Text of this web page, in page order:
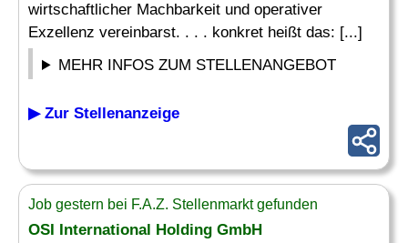
wirtschaftlicher Machbarkeit und operativer
Exzellenz vereinbarst. . . . konkret heißt das: [...]
MEHR INFOS ZUM STELLENANGEBOT
▶ Zur Stellenanzeige
Job gestern bei F.A.Z. Stellenmarkt gefunden
OSI International Holding GmbH